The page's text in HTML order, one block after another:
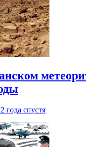
2 года спустя